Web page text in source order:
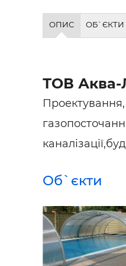
ОПИС ОБ`ЄКТИ
ТОВ Аква-
Об`єкти